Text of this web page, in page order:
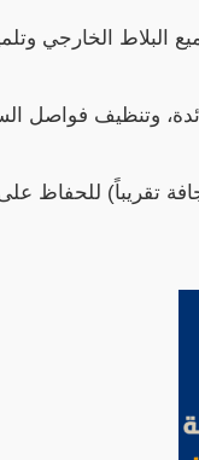
الخارجي
وتنظيف فواصل
تقريباً) للحفاظ